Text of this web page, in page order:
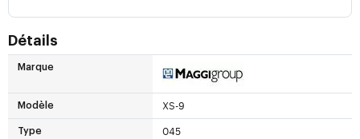
Détails
Marque
Modèle XS-9
Type 045